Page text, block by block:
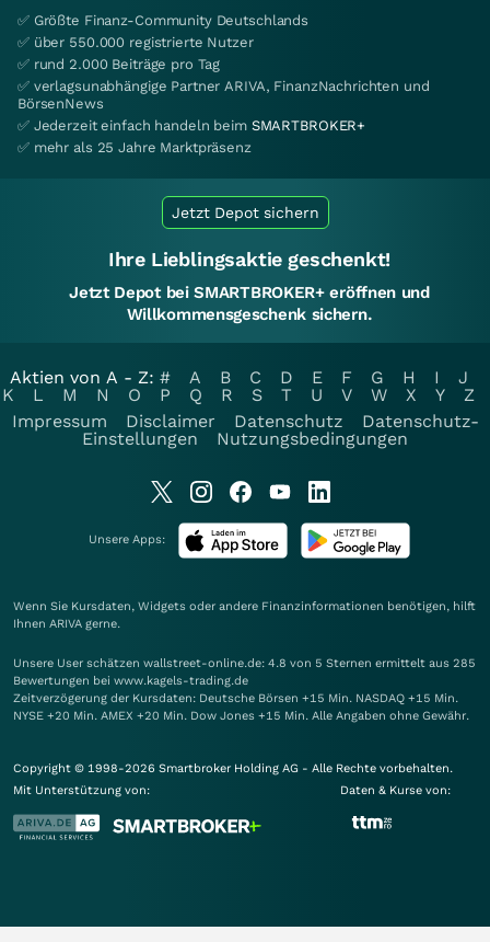
✅ Größte Finanz-Community Deutschlands
✅ über 550.000 registrierte Nutzer
✅ rund 2.000 Beiträge pro Tag
✅ verlagsunabhängige Partner ARIVA, FinanzNachrichten und
BörsenNews
✅ Jederzeit einfach handeln beim SMARTBROKER+
✅ mehr als 25 Jahre Marktpräsenz
Jetzt Depot sichern
Ihre Lieblingsaktie geschenkt!
Jetzt Depot bei SMARTBROKER+ eröffnen und
Willkommensgeschenk sichern.
Aktien von A - Z: # A B C D E F G H I
J
K
L M N O P Q R S T U V W X Y
Z
Impressum
Disclaimer Datenschutz
Datenschutz-
Einstellungen
Nutzungsbedingungen
Unsere Apps:
Wenn Sie Kursdaten, Widgets oder andere Finanzinformationen benötigen, hilft
Ihnen ARIVA gerne.
Unsere User schätzen wallstreet-online.de: 4.8 von 5 Sternen ermittelt aus 285
Bewertungen bei www.kagels-trading.de
Zeitverzögerung der Kursdaten: Deutsche Börsen +15 Min. NASDAQ +15 Min.
NYSE +20 Min. AMEX +20 Min. Dow Jones +15 Min. Alle Angaben ohne Gewähr.
Copyright © 1998-2026 Smartbroker Holding AG - Alle Rechte vorbehalten.
Mit Unterstützung von:
Daten & Kurse von: